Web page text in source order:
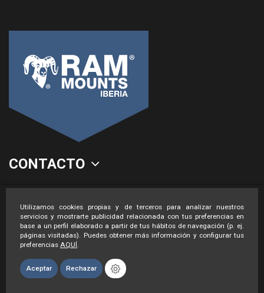
Utilizamos cookies propias y de terceros para analizar nuestros
servicios y mostrarte publicidad relacionada con tus preferencias en
base a un perfil elaborado a partir de tus hábitos de navegación (p. ej.
páginas visitadas). Puedes obtener más información y configurar tus
preferencias AQUÍ.
Aceptar Rechazar
CONTACTO